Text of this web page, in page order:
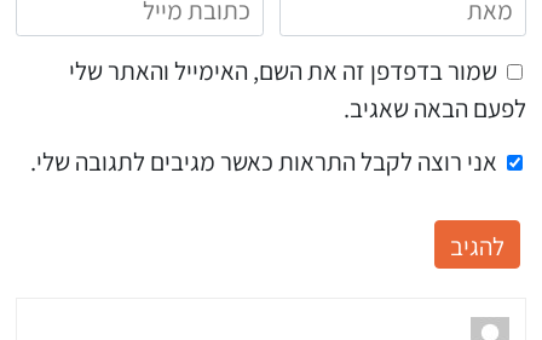
שמור בדפדפן זה את השם, האימייל והאתר שלי
לפעם הבאה שאגיב.
אני רוצה לקבל התראות כאשר מגיבים לתגובה שלי.